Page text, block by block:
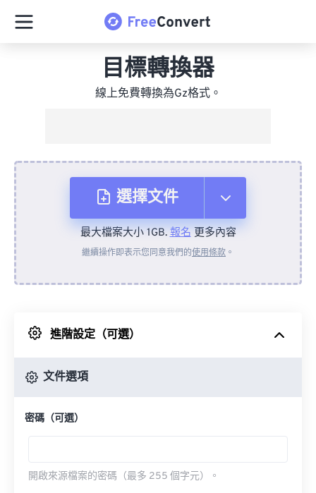
目標轉換器
線上免費轉換為Gz格式。
選擇文件
來自裝置
來自 Google 雲端硬碟
最大檔案大小 1GB.報名更多內容
繼續操作即表示您同意我們的使用條款 。
進階設定（可選）
文件選項
密碼（可選）
開啟來源檔案的密碼（最多 255 個字元）。